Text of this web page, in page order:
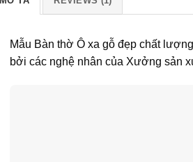
Mẫu Bàn thờ Ô xa gỗ đẹp chất
bởi các nghệ nhân của Xưởng sản